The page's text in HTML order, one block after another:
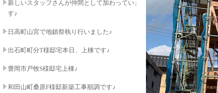
新しいスタッフさんが仲間として加わっていま
す♪
日高町山宮で地鎮祭執り行いました♪
出石町町分T様邸宅本日、上棟です♪
豊岡市戸牧S様邸宅上棟♪
和田山町桑原F様邸新築工事順調です♪